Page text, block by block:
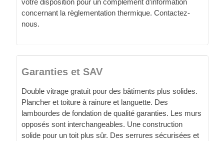
concernant la règlementation thermique. Contactez-
nous.
Garanties et SAV
Double vitrage gratuit pour des bâtiments plus solides.
Plancher et toiture à rainure et languette. Des
lambourdes de fondation de qualité garanties. Les murs
opposés sont interchangeables. Une construction
solide pour un toit plus sûr. Des serrures sécurisées et